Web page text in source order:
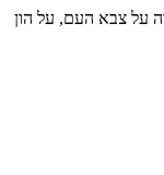
על צבא העם, על הון